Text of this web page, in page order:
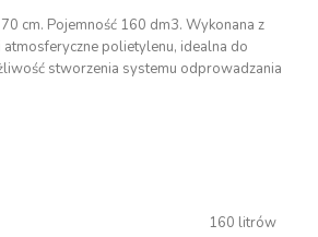
cm. Pojemność 160 dm3. Wykonana z
polietylenu, idealna do
stworzenia systemu odprowadzania
160 litrów